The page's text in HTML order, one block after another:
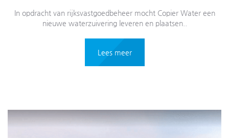
In opdracht van rijksvastgoedbeheer mocht Copier Water een
nieuwe waterzuivering leveren en plaatsen..
Lees meer